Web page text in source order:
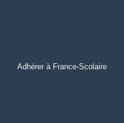
Adhérer à France-Scolaire